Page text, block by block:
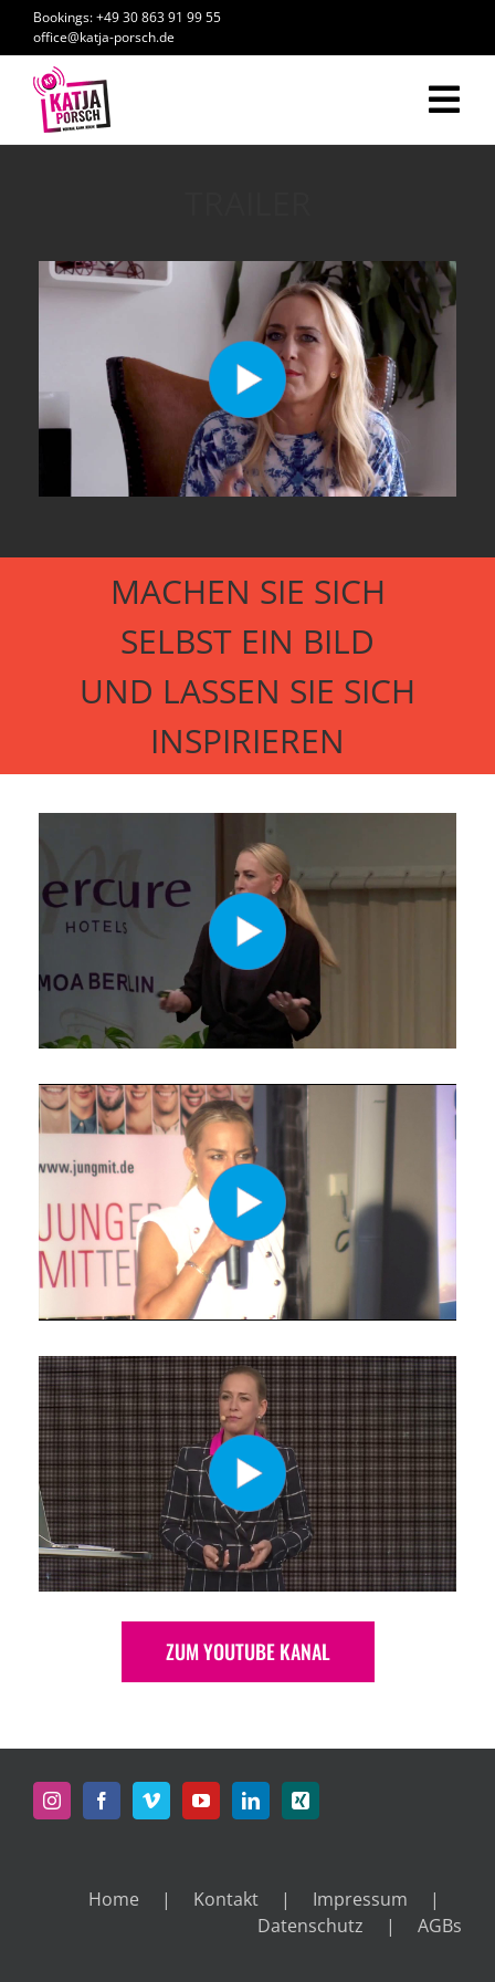
Zum
Inhalt
springen
Bookings: +49 30 863 91 99 55
office@katja-porsch.de
Speaking-Formate
Erfolgsgeschichten
MACHEN SIE SICH
SELBST EIN BILD
UND LASSEN SIE SICH
INSPIRIEREN
ZUM YOUTUBE KANAL
Home Kontakt
Impressum
Datenschutz
AGBs